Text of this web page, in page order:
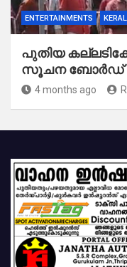
ENTERTAINMENTS
പുതിയ
സൂചന ബോർഡ്
4 months ago